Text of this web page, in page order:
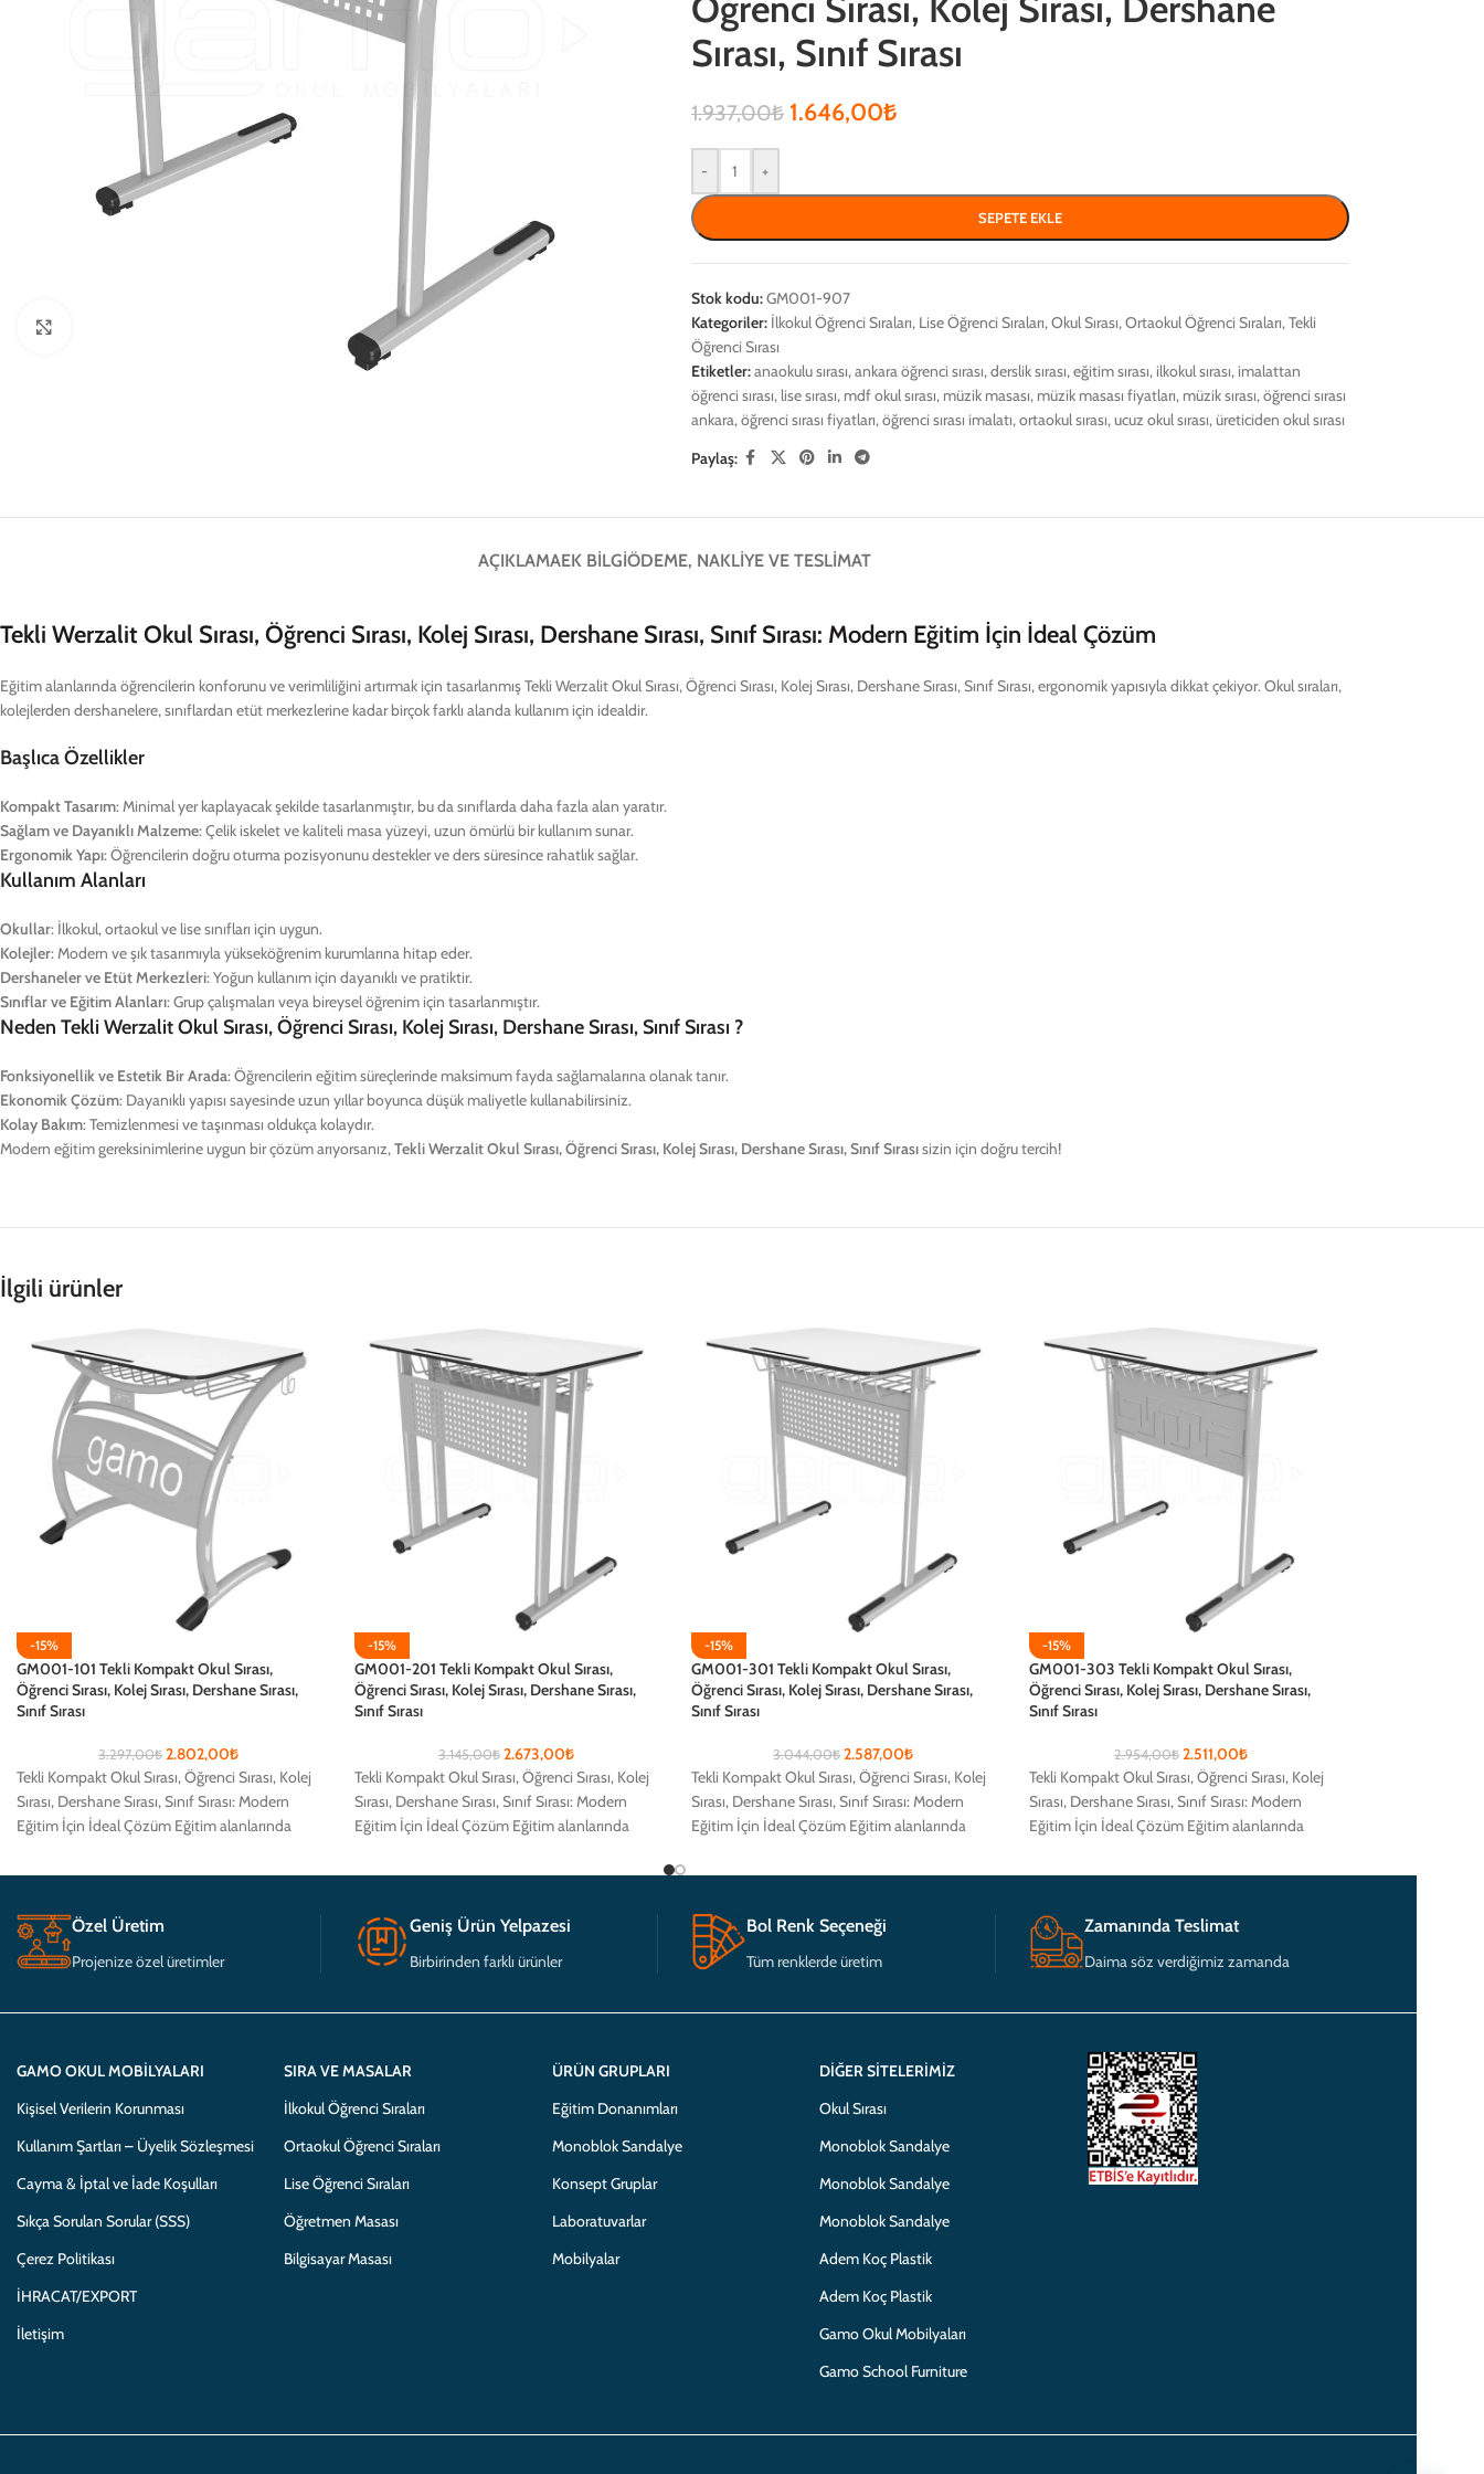
Sırası, Sınıf Sırası
1.937,00₺ 1.646,00₺
- +
SEPETE EKLE
Stok kodu:GM001-907
Kategoriler: İlkokul Öğrenci Sıraları, Lise Öğrenci Sıraları,Okul Sırası,Ortaokul Öğrenci Sıraları,Tekli
Öğrenci Sırası
Etiketler:anaokulu sırası,ankara öğrenci sırası,derslik sırası,eğitim sırası, ilkokul sırası, imalattan
öğrenci sırası, lise sırası, mdf okul sırası, müzik masası, müzik masası fiyatları, müzik sırası,öğrenci sırası
ankara,öğrenci sırası fiyatları,öğrenci sırası imalatı,ortaokul sırası,ucuz okul sırası,üreticiden okul sırası
Paylaş:
AÇIKLAMAEK BILGIÖDEME, NAKLIYE VE TESLIMAT
Tekli Werzalit Okul Sırası, Öğrenci Sırası, Kolej Sırası, Dershane Sırası, Sınıf Sırası: Modern Eğitim İçin İdeal Çözüm
Eğitim alanlarında öğrencilerin konforunu ve verimliliğini artırmak için tasarlanmış Tekli Werzalit Okul Sırası, Öğrenci Sırası, Kolej Sırası, Dershane Sırası, Sınıf Sırası, ergonomik yapısıyla dikkat çekiyor. Okul sıraları,
kolejlerden dershanelere, sınıflardan etüt merkezlerine kadar birçok farklı alanda kullanım için idealdir.
Başlıca Özellikler
Kompakt Tasarım: Minimal yer kaplayacak şekilde tasarlanmıştır, bu da sınıflarda daha fazla alan yaratır.
Sağlam ve Dayanıklı Malzeme: Çelik iskelet ve kaliteli masa yüzeyi, uzun ömürlü bir kullanım sunar.
Ergonomik Yapı: Öğrencilerin doğru oturma pozisyonunu destekler ve ders süresince rahatlık sağlar.
Kullanım Alanları
Okullar: İlkokul, ortaokul ve lise sınıfları için uygun.
Kolejler: Modern ve şık tasarımıyla yükseköğrenim kurumlarına hitap eder.
Dershaneler ve Etüt Merkezleri: Yoğun kullanım için dayanıklı ve pratiktir.
Sınıflar ve Eğitim Alanları: Grup çalışmaları veya bireysel öğrenim için tasarlanmıştır.
Neden Tekli Werzalit Okul Sırası, Öğrenci Sırası, Kolej Sırası, Dershane Sırası, Sınıf Sırası ?
Fonksiyonellik ve Estetik Bir Arada: Öğrencilerin eğitim süreçlerinde maksimum fayda sağlamalarına olanak tanır.
Ekonomik Çözüm: Dayanıklı yapısı sayesinde uzun yıllar boyunca düşük maliyetle kullanabilirsiniz.
Kolay Bakım: Temizlenmesi ve taşınması oldukça kolaydır.
Modern eğitim gereksinimlerine uygun bir çözüm arıyorsanız,Tekli Werzalit Okul Sırası, Öğrenci Sırası, Kolej Sırası, Dershane Sırası, Sınıf Sırasısizin için doğru tercih!
İlgili ürünler
-15%
GM001-101 Tekli Kompakt Okul Sırası,
Öğrenci Sırası, Kolej Sırası, Dershane Sırası,
Sınıf Sırası
3.297,00₺ 2.802,00₺
Tekli Kompakt Okul Sırası, Öğrenci Sırası, Kolej
Sırası, Dershane Sırası, Sınıf Sırası: Modern
Eğitim İçin İdeal Çözüm Eğitim alanlarında
-15%
GM001-201 Tekli Kompakt Okul Sırası,
Öğrenci Sırası, Kolej Sırası, Dershane Sırası,
Sınıf Sırası
3.145,00₺ 2.673,00₺
Tekli Kompakt Okul Sırası, Öğrenci Sırası, Kolej
Sırası, Dershane Sırası, Sınıf Sırası: Modern
Eğitim İçin İdeal Çözüm Eğitim alanlarında
-15%
GM001-301 Tekli Kompakt Okul Sırası,
Öğrenci Sırası, Kolej Sırası, Dershane Sırası,
Sınıf Sırası
3.044,00₺ 2.587,00₺
Tekli Kompakt Okul Sırası, Öğrenci Sırası, Kolej
Sırası, Dershane Sırası, Sınıf Sırası: Modern
Eğitim İçin İdeal Çözüm Eğitim alanlarında
-15%
GM001-303 Tekli Kompakt Okul Sırası,
Öğrenci Sırası, Kolej Sırası, Dershane Sırası,
Sınıf Sırası
2.954,00₺ 2.511,00₺
Tekli Kompakt Okul Sırası, Öğrenci Sırası, Kolej
Sırası, Dershane Sırası, Sınıf Sırası: Modern
Eğitim İçin İdeal Çözüm Eğitim alanlarında
Özel Üretim
Projenize özel üretimler
Geniş Ürün Yelpazesi
Birbirinden farklı ürünler
Bol Renk Seçeneği
Tüm renklerde üretim
Zamanında Teslimat
Daima söz verdiğimiz zamanda
GAMO OKUL MOBILYALARI
Kişisel Verilerin Korunması
Kullanım Şartları – Üyelik Sözleşmesi
Cayma & İptal ve İade Koşulları
Sıkça Sorulan Sorular (SSS)
Çerez Politikası
İHRACAT/EXPORT
İletişim
SIRA VE MASALAR
İlkokul Öğrenci Sıraları
Ortaokul Öğrenci Sıraları
Lise Öğrenci Sıraları
Öğretmen Masası
Bilgisayar Masası
ÜRÜN GRUPLARI
Eğitim Donanımları
Monoblok Sandalye
Konsept Gruplar
Laboratuvarlar
Mobilyalar
DIĞER SITELERIMIZ
Okul Sırası
Monoblok Sandalye
Monoblok Sandalye
Monoblok Sandalye
Adem Koç Plastik
Adem Koç Plastik
Gamo Okul Mobilyaları
Gamo School Furniture